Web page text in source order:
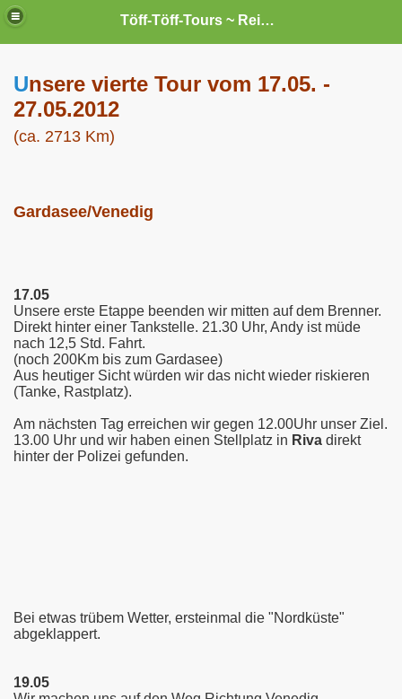
Töff-Töff-Tours ~ Reisen mit `nem Liner --- und sei`s auch nur ein "Kleiner".
Unsere vierte Tour vom 17.05. -
27.05.2012
(ca. 2713 Km)
Gardasee/Venedig
17.05
Unsere erste Etappe beenden wir mitten auf dem Brenner.
Direkt hinter einer Tankstelle. 21.30 Uhr, Andy ist müde
nach 12,5 Std. Fahrt.
(noch 200Km bis zum Gardasee)
Aus heutiger Sicht würden wir das nicht wieder riskieren
(Tanke, Rastplatz).
Am nächsten Tag erreichen wir gegen 12.00Uhr unser Ziel.
13.00 Uhr und wir haben einen Stellplatz in Riva direkt
hinter der Polizei gefunden.
Bei etwas trübem Wetter, ersteinmal die "Nordküste"
abgeklappert.
19.05